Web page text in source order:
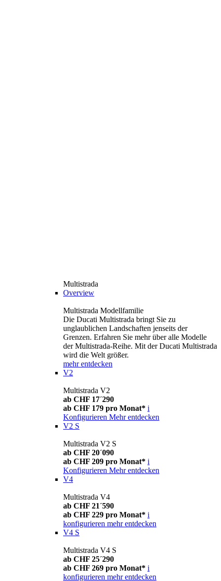
Multistrada
Overview
Multistrada Modellfamilie
Die Ducati Multistrada bringt Sie zu
unglaublichen Landschaften jenseits der
Grenzen. Erfahren Sie mehr über alle Modelle
der Multistrada-Reihe. Mit der Ducati Multistrada
wird die Welt größer.
mehr entdecken
V2
Multistrada V2
ab CHF 17´290
ab CHF 179 pro Monat* i
Konfigurieren Mehr entdecken
V2 S
Multistrada V2 S
ab CHF 20´090
ab CHF 209 pro Monat* i
Konfigurieren Mehr entdecken
V4
Multistrada V4
ab CHF 21´590
ab CHF 229 pro Monat* i
konfigurieren mehr entdecken
V4 S
Multistrada V4 S
ab CHF 25´290
ab CHF 269 pro Monat* i
konfigurieren mehr entdecken